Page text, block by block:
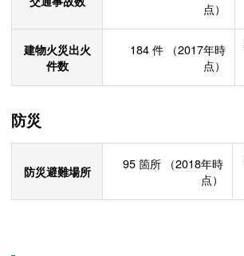
点）
建物火災出火
件数
184 件
（2017年時
点）
防災
防災避難場所 95 箇所
（2018年時
点）